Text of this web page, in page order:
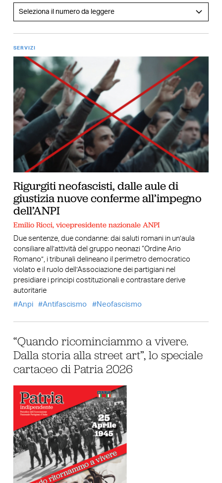
SERVIZI
Rigurgiti neofascisti, dalle aule di
giustizia nuove conferme all’impegno
dell’ANPI
Emilio Ricci, vicepresidente nazionale ANPI
Due sentenze, due condanne: dai saluti romani in un’aula
consiliare all’attività del gruppo neonazi “Ordine Ario
Romano”, i tribunali delineano il perimetro democratico
violato e il ruolo dell’Associazione dei partigiani nel
presidiare i principi costituzionali e contrastare derive
autoritarie
Anpi
Antifascismo Neofascismo
“Quando ricominciammo a vivere.
Dalla storia alla street art”, lo speciale
cartaceo di Patria 2026